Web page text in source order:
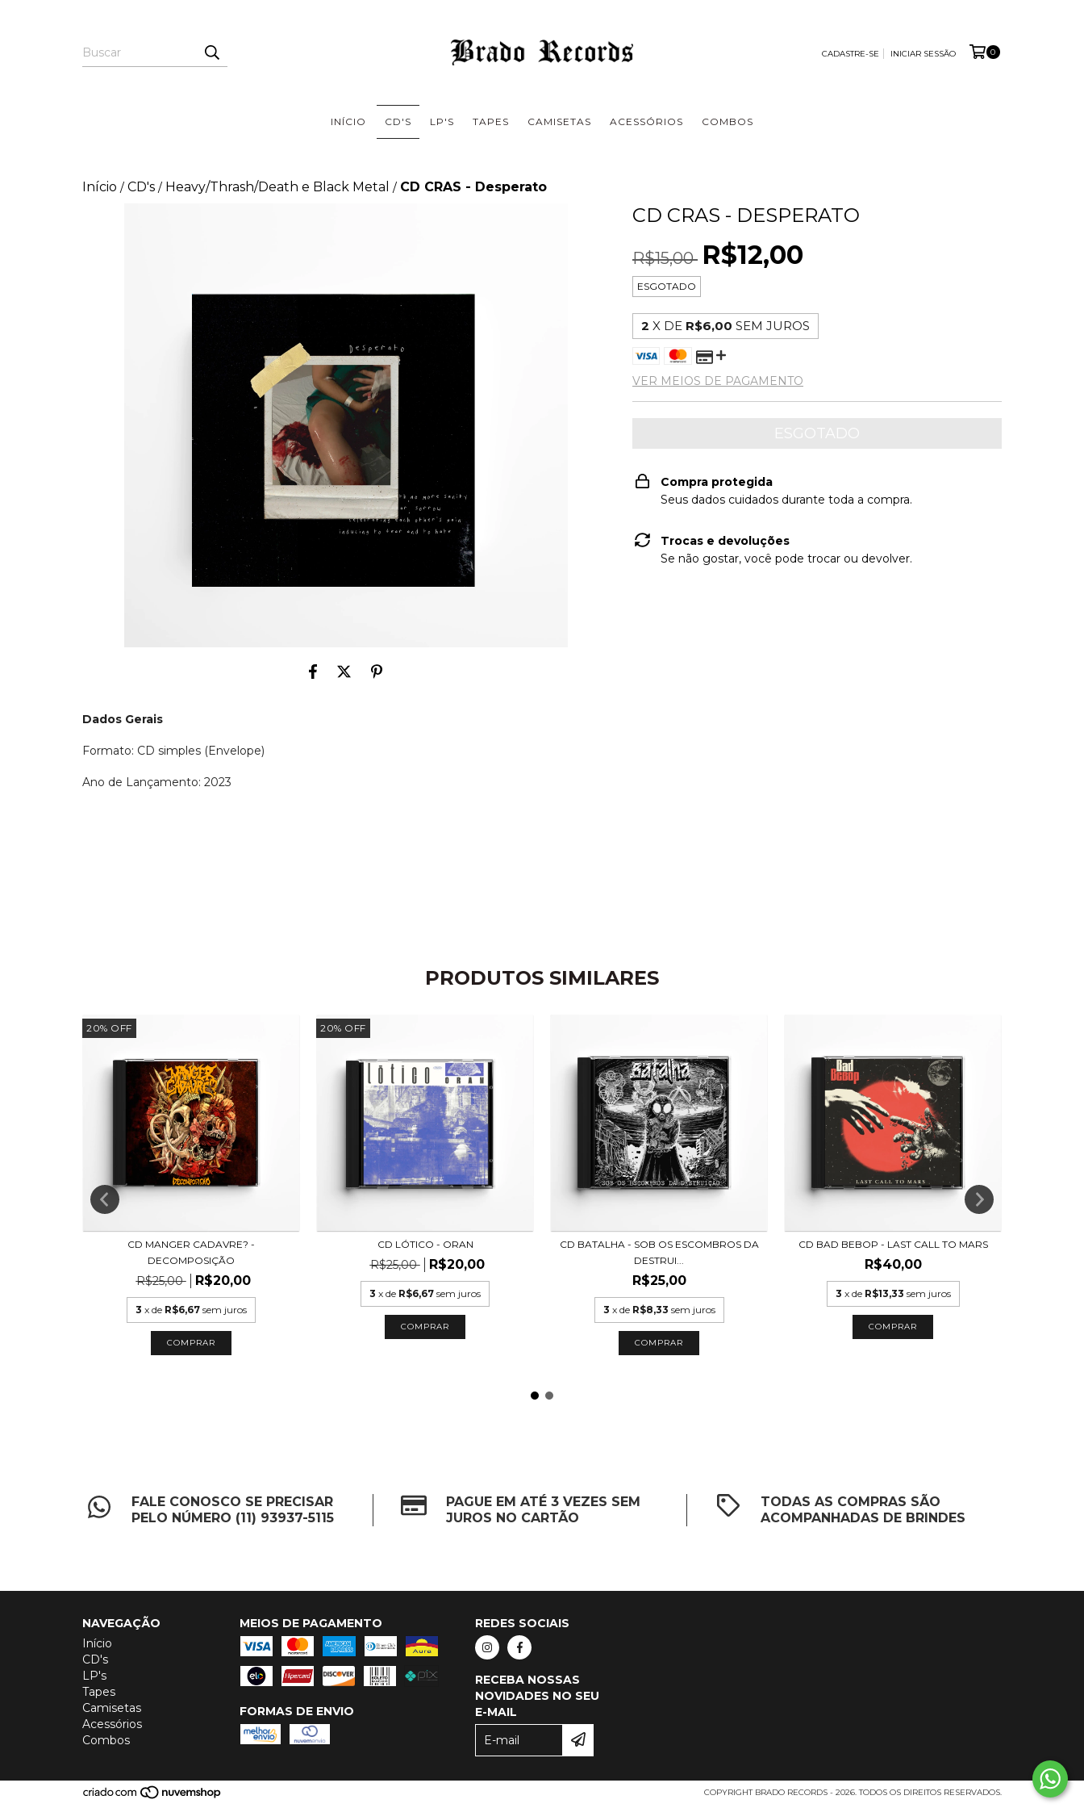
CADASTRE-SE INICIAR SESSÃO 0
INÍCIO CD'S LP'S TAPES CAMISETAS ACESSÓRIOS COMBOS
Início / CD's / Heavy/Thrash/Death e Black Metal / CD CRAS - Desperato
Dados Gerais
Formato: CD simples (Envelope)
Ano de Lançamento: 2023
CD CRAS - DESPERATO
R$15,00 R$12,00
ESGOTADO
2 X DE R$6,00 SEM JUROS
VER MEIOS DE PAGAMENTO
Compra protegida
Seus dados cuidados durante toda a compra.
Trocas e devoluções
Se não gostar, você pode trocar ou devolver.
PRODUTOS SIMILARES
20% OFF
CD MANGER CADAVRE? -
DECOMPOSIÇÃO
R$25,00 R$20,00
3 x de R$6,67 sem juros
20% OFF
CD LÓTICO - ORAN
R$25,00 R$20,00
3 x de R$6,67 sem juros
CD BATALHA - SOB OS ESCOMBROS DA
DESTRUI...
R$25,00
3 x de R$8,33 sem juros
CD BAD BEBOP - LAST CALL TO MARS
R$40,00
3 x de R$13,33 sem juros
FALE CONOSCO SE PRECISAR
PELO NÚMERO (11) 93937-5115
PAGUE EM ATÉ 3 VEZES SEM
JUROS NO CARTÃO
TODAS AS COMPRAS SÃO
ACOMPANHADAS DE BRINDES
NAVEGAÇÃO
Início
CD's
LP's
Tapes
Camisetas
Acessórios
Combos
MEIOS DE PAGAMENTO
FORMAS DE ENVIO
REDES SOCIAIS
RECEBA NOSSAS
NOVIDADES NO SEU
E-MAIL
COPYRIGHT BRADO RECORDS - 2026. TODOS OS DIREITOS RESERVADOS.